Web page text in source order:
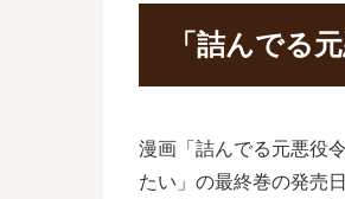
「詰んでる
漫画「詰んでる元悪役
たい」の最終巻の発売